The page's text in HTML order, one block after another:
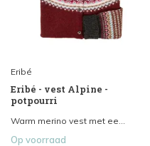
Eribé
Eribé - vest Alpine -
potpourri
Warm merino vest met ee...
Op voorraad